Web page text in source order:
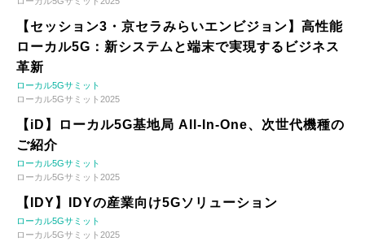
【セッション3・京セラみらいエンビジョン】高性能
ローカル5G：新システムと端末で実現するビジネス
革新
ローカル5Gサミット
ローカル5Gサミット2025
【iD】ローカル5G基地局 All-In-One、次世代機種の
ご紹介
ローカル5Gサミット
ローカル5Gサミット2025
【IDY】IDYの産業向け5Gソリューション
ローカル5Gサミット
ローカル5Gサミット2025